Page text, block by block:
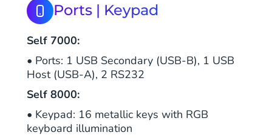
Ports | Keypad
Self 7000:
• Ports: 1 USB Secondary (USB-B), 1 USB
Host (USB-A), 2 RS232
Self 8000:
• Keypad: 16 metallic keys with RGB
keyboard illumination